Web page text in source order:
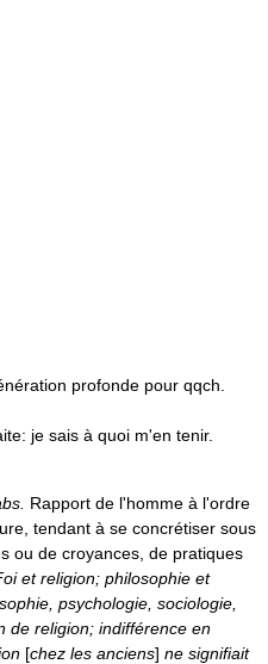
profonde pour qqch.
je sais à quoi m'en tenir.
Rapport de l'homme à l'ordre
tendant à se concrétiser sous
ou de croyances, de pratiques
et religion; philosophie et
psychologie, sociologie,
de religion; indifférence en
[chez les anciens] ne signifiait